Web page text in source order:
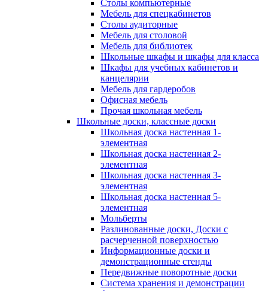
Столы компьютерные
Мебель для спецкабинетов
Столы аудиторные
Мебель для столовой
Мебель для библиотек
Школьные шкафы и шкафы для класса
Шкафы для учебных кабинетов и
канцелярии
Мебель для гардеробов
Офисная мебель
Прочая школьная мебель
Школьные доски, классные доски
Школьная доска настенная 1-
элементная
Школьная доска настенная 2-
элементная
Школьная доска настенная 3-
элементная
Школьная доска настенная 5-
элементная
Мольберты
Разлинованные доски, Доски с
расчерченной поверхностью
Информационные доски и
демонстрационные стенды
Передвижные поворотные доски
Система хранения и демонстрации